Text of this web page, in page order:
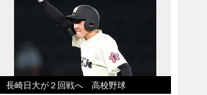
長崎日大が２回戦へ 高校野球